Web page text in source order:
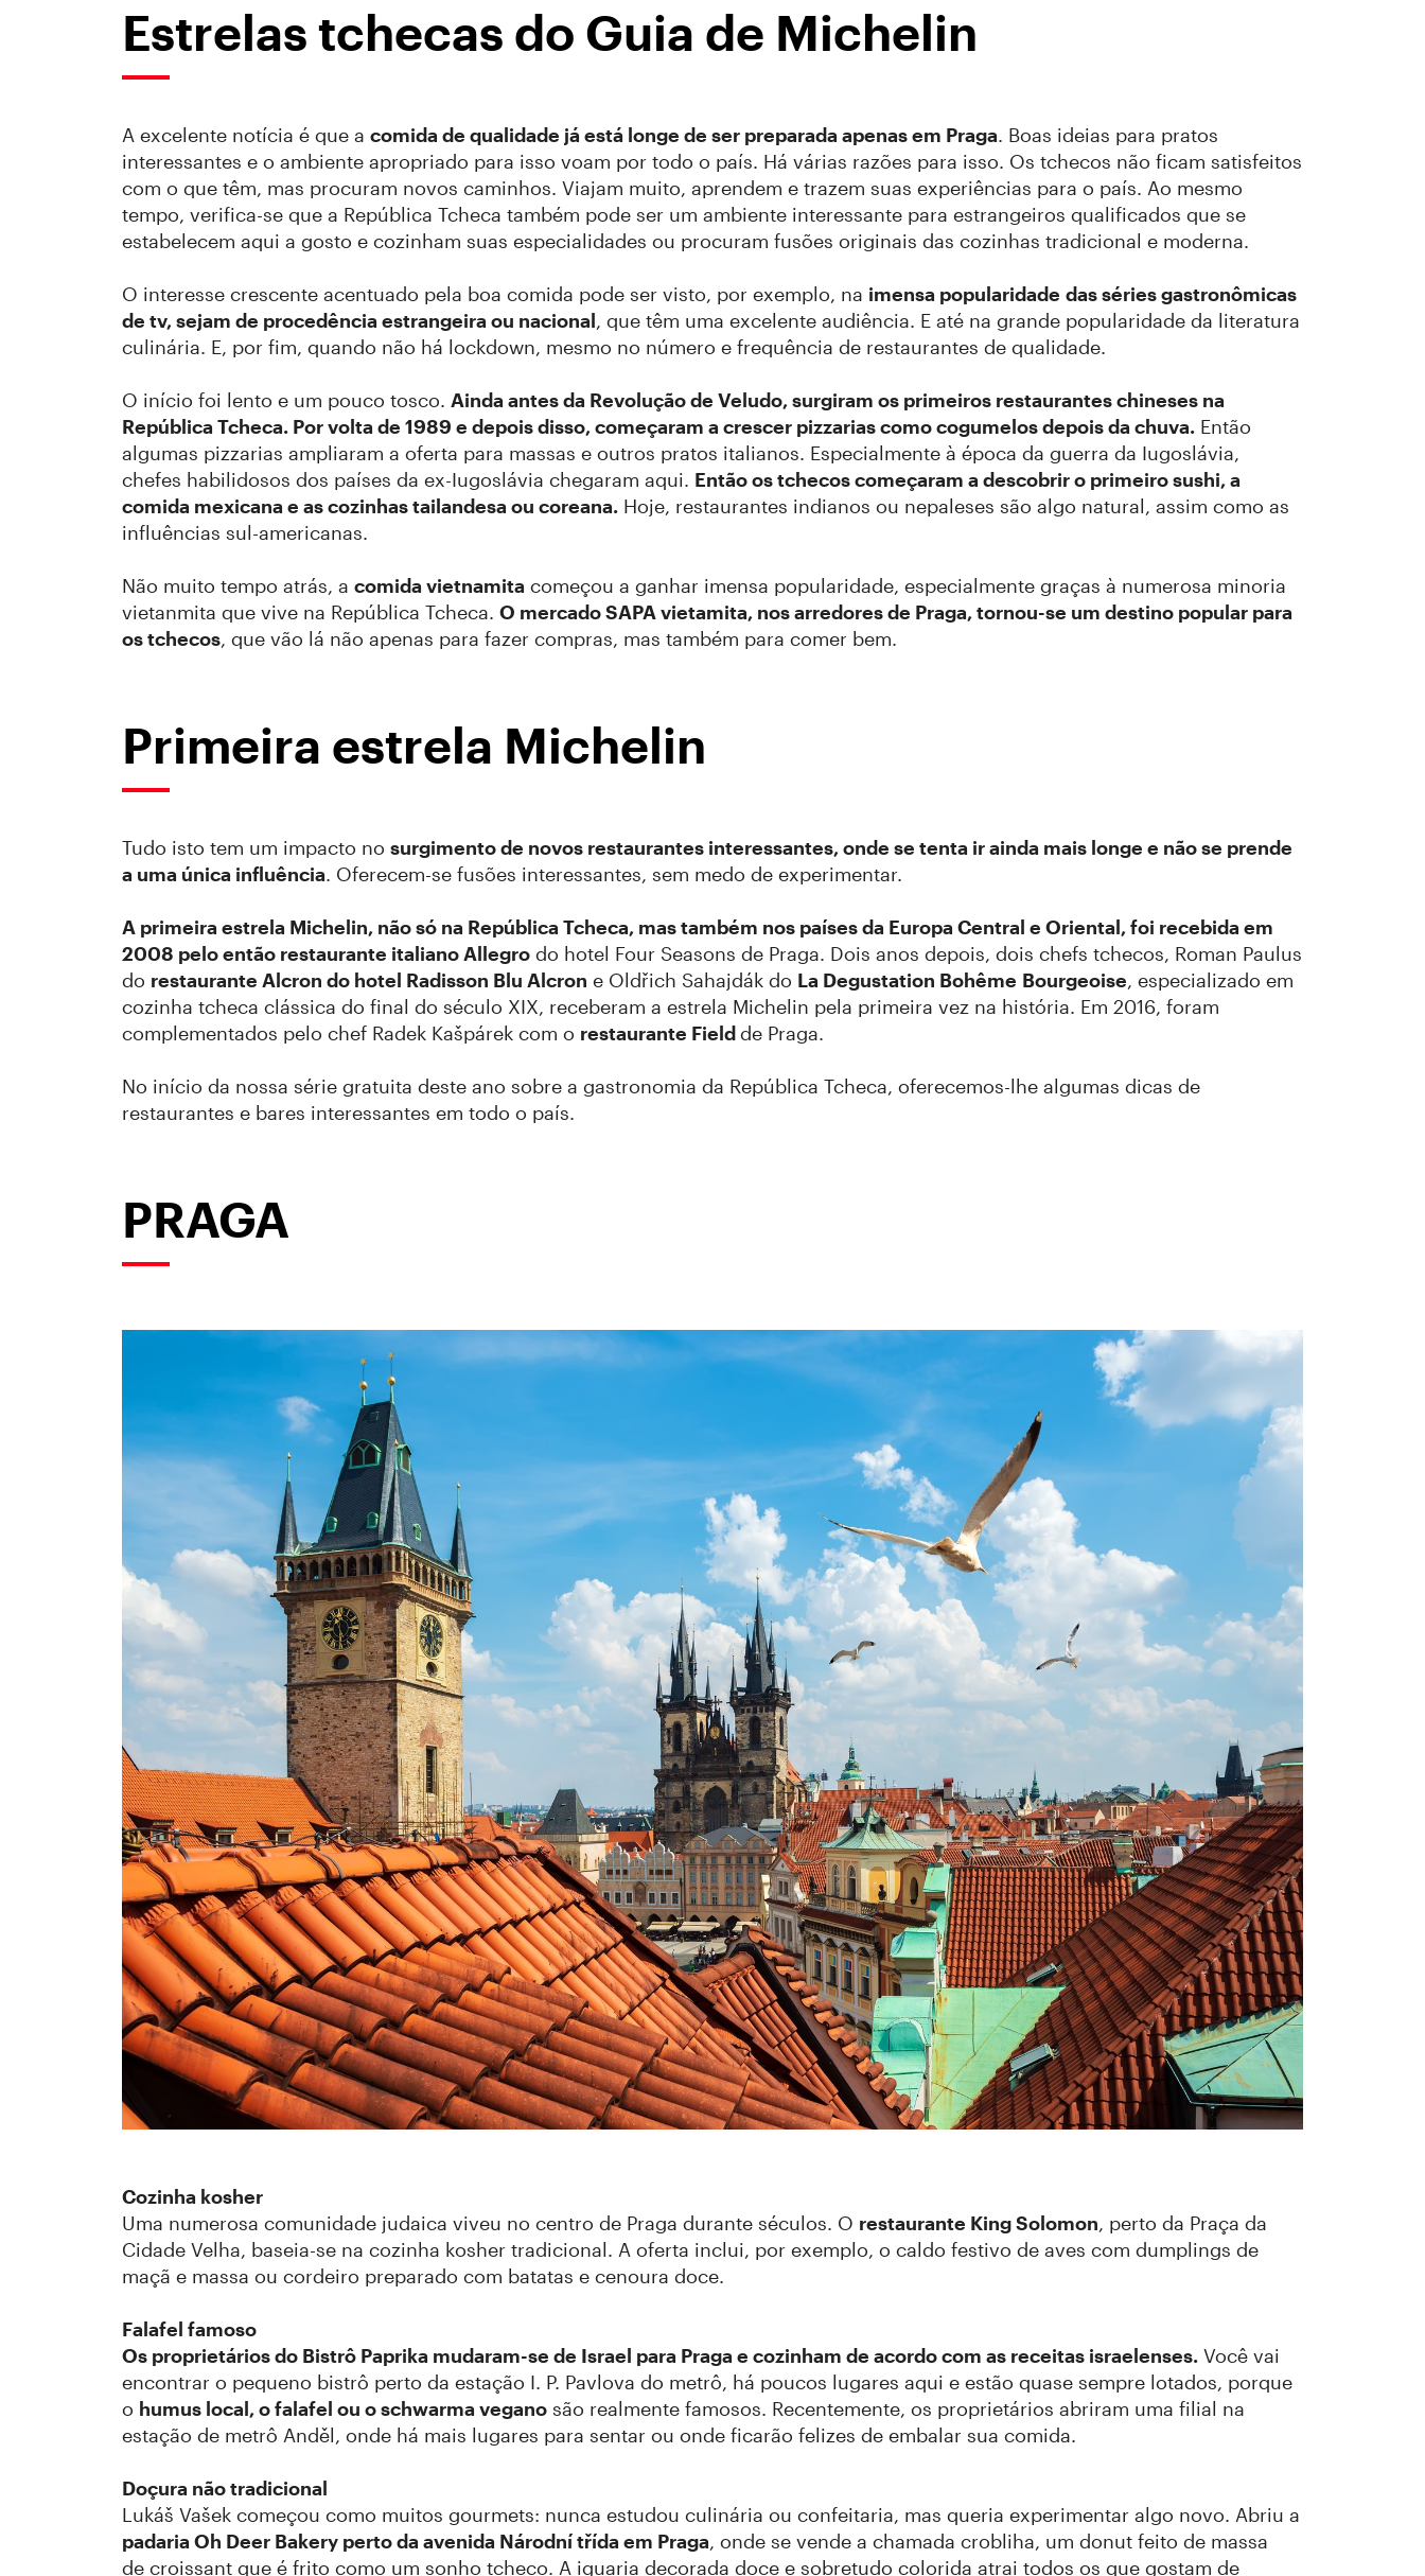
Estrelas tchecas do Guia de Michelin
A excelente notícia é que a comida de qualidade já está longe de ser preparada apenas em Praga. Boas ideias para pratos
interessantes e o ambiente apropriado para isso voam por todo o país. Há várias razões para isso. Os tchecos não ficam satisfeitos
com o que têm, mas procuram novos caminhos. Viajam muito, aprendem e trazem suas experiências para o país. Ao mesmo
tempo, verifica-se que a República Tcheca também pode ser um ambiente interessante para estrangeiros qualificados que se
estabelecem aqui a gosto e cozinham suas especialidades ou procuram fusões originais das cozinhas tradicional e moderna.
O interesse crescente acentuado pela boa comida pode ser visto, por exemplo, na imensa popularidade das séries gastronômicas
de tv, sejam de procedência estrangeira ou nacional, que têm uma excelente audiência. E até na grande popularidade da literatura
culinária. E, por fim, quando não há lockdown, mesmo no número e frequência de restaurantes de qualidade.
O início foi lento e um pouco tosco. Ainda antes da Revolução de Veludo, surgiram os primeiros restaurantes chineses na
República Tcheca. Por volta de 1989 e depois disso, começaram a crescer pizzarias como cogumelos depois da chuva. Então
algumas pizzarias ampliaram a oferta para massas e outros pratos italianos. Especialmente à época da guerra da Iugoslávia,
chefes habilidosos dos países da ex-Iugoslávia chegaram aqui. Então os tchecos começaram a descobrir o primeiro sushi, a
comida mexicana e as cozinhas tailandesa ou coreana. Hoje, restaurantes indianos ou nepaleses são algo natural, assim como as
influências sul-americanas.
Não muito tempo atrás, a comida vietnamita começou a ganhar imensa popularidade, especialmente graças à numerosa minoria
vietanmita que vive na República Tcheca. O mercado SAPA vietamita, nos arredores de Praga, tornou-se um destino popular para
os tchecos, que vão lá não apenas para fazer compras, mas também para comer bem.
Primeira estrela Michelin
Tudo isto tem um impacto no surgimento de novos restaurantes interessantes, onde se tenta ir ainda mais longe e não se prende
a uma única influência. Oferecem-se fusões interessantes, sem medo de experimentar.
A primeira estrela Michelin, não só na República Tcheca, mas também nos países da Europa Central e Oriental, foi recebida em
2008 pelo então restaurante italiano Allegro do hotel Four Seasons de Praga. Dois anos depois, dois chefs tchecos, Roman Paulus
do restaurante Alcron do hotel Radisson Blu Alcron e Oldřich Sahajdák do La Degustation Bohême Bourgeoise, especializado em
cozinha tcheca clássica do final do século XIX, receberam a estrela Michelin pela primeira vez na história. Em 2016, foram
complementados pelo chef Radek Kašpárek com o restaurante Fieldde Praga.
No início da nossa série gratuita deste ano sobre a gastronomia da República Tcheca, oferecemos-lhe algumas dicas de
restaurantes e bares interessantes em todo o país.
PRAGA
Cozinha kosher
Uma numerosa comunidade judaica viveu no centro de Praga durante séculos. O restaurante King Solomon, perto da Praça da
Cidade Velha, baseia-se na cozinha kosher tradicional. A oferta inclui, por exemplo, o caldo festivo de aves com dumplings de
maçã e massa ou cordeiro preparado com batatas e cenoura doce.
Falafel famoso
Os proprietários do Bistrô Paprika mudaram-se de Israel para Praga e cozinham de acordo com as receitas israelenses. Você vai
encontrar o pequeno bistrô perto da estação I. P. Pavlova do metrô, há poucos lugares aqui e estão quase sempre lotados, porque
o humus local, o falafel ou o schwarma vegano são realmente famosos. Recentemente, os proprietários abriram uma filial na
estação de metrô Anděl, onde há mais lugares para sentar ou onde ficarão felizes de embalar sua comida.
Doçura não tradicional
Lukáš Vašek começou como muitos gourmets: nunca estudou culinária ou confeitaria, mas queria experimentar algo novo. Abriu a
padaria Oh Deer Bakery perto da avenida Národní třída em Praga, onde se vende a chamada crobliha, um donut feito de massa
de croissant que é frito como um sonho tcheco. A iguaria decorada doce e sobretudo colorida atrai todos os que gostam de